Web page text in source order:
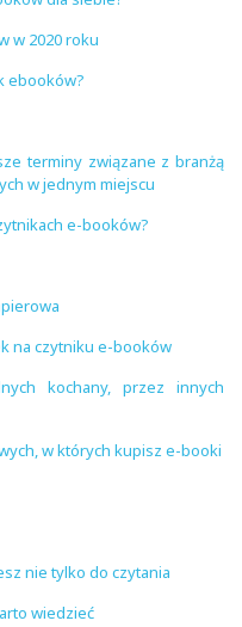
w 2020 roku
ebooków?
terminy związane z branżą
w jednym miejscu
e-booków?
na czytniku e-booków
kochany, przez innych
w których kupisz e-booki
nie tylko do czytania
wiedzieć